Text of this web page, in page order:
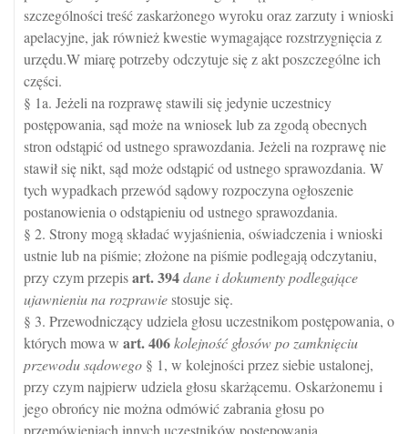
szczególności treść zaskarżonego wyroku oraz zarzuty i wnioski
apelacyjne, jak również kwestie wymagające rozstrzygnięcia z
urzędu.W miarę potrzeby odczytuje się z akt poszczególne ich
części.
§ 1a. Jeżeli na rozprawę stawili się jedynie uczestnicy
postępowania, sąd może na wniosek lub za zgodą obecnych
stron odstąpić od ustnego sprawozdania. Jeżeli na rozprawę nie
stawił się nikt, sąd może odstąpić od ustnego sprawozdania. W
tych wypadkach przewód sądowy rozpoczyna ogłoszenie
postanowienia o odstąpieniu od ustnego sprawozdania.
§ 2. Strony mogą składać wyjaśnienia, oświadczenia i wnioski
ustnie lub na piśmie; złożone na piśmie podlegają odczytaniu,
przy czym przepisart.394dane i dokumenty podlegające
ujawnieniu na rozprawiestosuje się.
§ 3. Przewodniczący udziela głosu uczestnikom postępowania, o
których mowa w art.406kolejność głosów po zamknięciu
przewodu sądowego § 1, w kolejności przez siebie ustalonej,
przy czym najpierw udziela głosu skarżącemu. Oskarżonemu i
jego obrońcy nie można odmówić zabrania głosu po
przemówieniach innych uczestników postępowania.